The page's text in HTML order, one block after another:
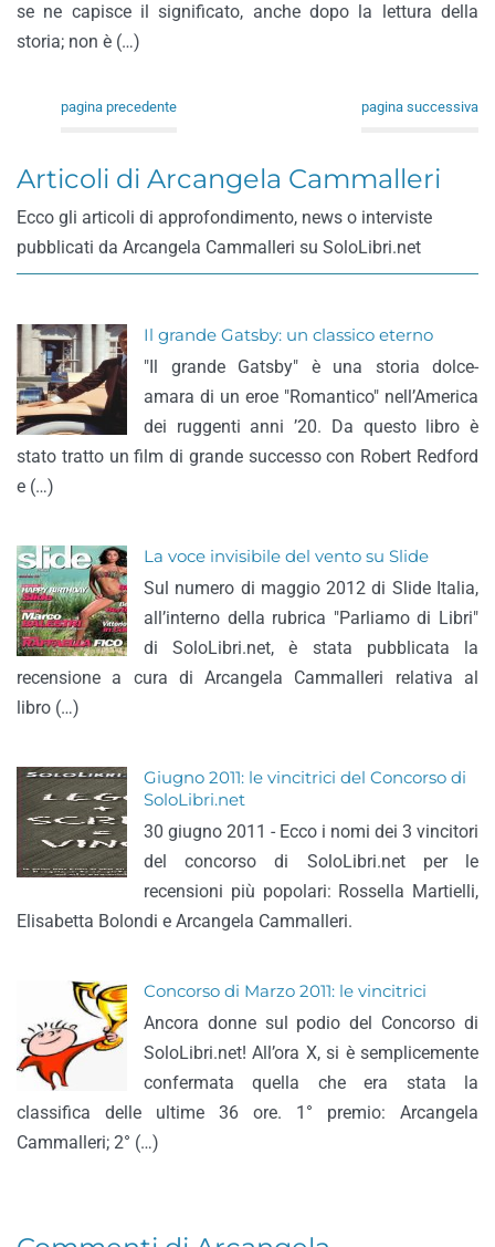
se ne capisce il significato, anche dopo la lettura della
storia; non è (…)
pagina precedente pagina successiva
Articoli di Arcangela Cammalleri
Ecco gli articoli di approfondimento, news o interviste
pubblicati da Arcangela Cammalleri su SoloLibri.net
Il grande Gatsby: un classico eterno
"Il grande Gatsby" è una storia dolce-
amara di un eroe "Romantico" nell’America
dei ruggenti anni ’20. Da questo libro è
stato tratto un film di grande successo con Robert Redford
e (…)
La voce invisibile del vento su Slide
Sul numero di maggio 2012 di Slide Italia,
all’interno della rubrica "Parliamo di Libri"
di SoloLibri.net, è stata pubblicata la
recensione a cura di Arcangela Cammalleri relativa al
libro (…)
Giugno 2011: le vincitrici del Concorso di
SoloLibri.net
30 giugno 2011 - Ecco i nomi dei 3 vincitori
del concorso di SoloLibri.net per le
recensioni più popolari: Rossella Martielli,
Elisabetta Bolondi e Arcangela Cammalleri.
Concorso di Marzo 2011: le vincitrici
Ancora donne sul podio del Concorso di
SoloLibri.net! All’ora X, si è semplicemente
confermata quella che era stata la
classifica delle ultime 36 ore. 1° premio: Arcangela
Cammalleri; 2° (…)